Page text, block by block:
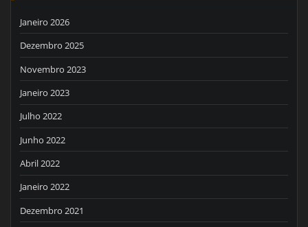
Janeiro 2026
Dezembro 2025
Novembro 2023
Janeiro 2023
Julho 2022
Junho 2022
Abril 2022
Janeiro 2022
Dezembro 2021